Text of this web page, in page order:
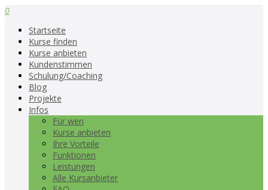
0
Startseite
Kurse finden
Kurse anbieten
Kundenstimmen
Schulung/Coaching
Blog
Projekte
Infos
Für wen
Kurse anbieten
Ihre Vorteile
Funktionen
Leistungen
Alle Kursanbieter